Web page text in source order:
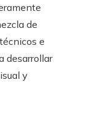
de
e
desarrollar
y